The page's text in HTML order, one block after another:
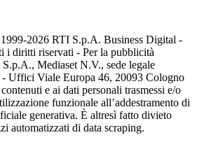
2026 RTI S.p.A. Business Digital -
i diritti riservati - Per la pubblicità
Mediaset N.V., sede legale
- Uffici Viale Europa 46, 20093 Cologno
e ai dati personali trasmessi e/o
funzionale all’addestramento di
generativa. È altresì fatto divieto
automatizzati di data scraping.